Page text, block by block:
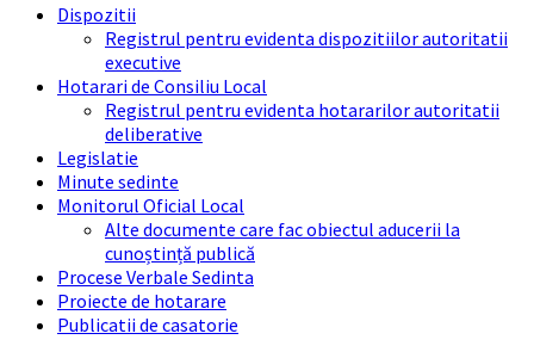
Dispozitii
Registrul pentru evidenta dispozitiilor autoritatii
executive
Hotarari de Consiliu Local
Registrul pentru evidenta hotararilor autoritatii
deliberative
Legislatie
Minute sedinte
Monitorul Oficial Local
Alte documente care fac obiectul aducerii la
cunoștință publică
Procese Verbale Sedinta
Proiecte de hotarare
Publicatii de casatorie